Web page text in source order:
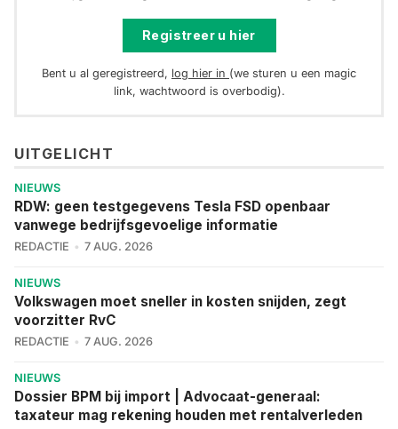
Registreer u hier
Bent u al geregistreerd, log hier in (we sturen u een magic
link, wachtwoord is overbodig).
UITGELICHT
NIEUWS
RDW: geen testgegevens Tesla FSD openbaar
vanwege bedrijfsgevoelige informatie
REDACTIE 7 AUG. 2026
NIEUWS
Volkswagen moet sneller in kosten snijden, zegt
voorzitter RvC
REDACTIE 7 AUG. 2026
NIEUWS
Dossier BPM bij import | Advocaat-generaal:
taxateur mag rekening houden met rentalverleden